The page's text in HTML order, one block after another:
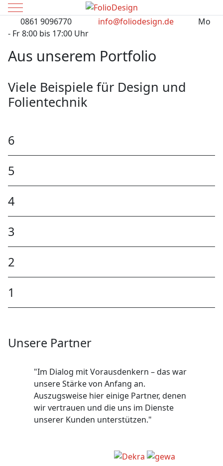
Mobile Menu Toggle
0861 9096770
info@foliodesign.de
Mo
- Fr 8:00 bis 17:00 Uhr
Aus unserem Portfolio
Viele Beispiele für Design und
Folientechnik
6
5
4
3
2
1
Unsere Partner
"Im Dialog mit Vorausdenkern – das war
unsere Stärke von Anfang an.
Auszugsweise hier einige Partner, denen
wir vertrauen und die uns im Dienste
unserer Kunden unterstützen."